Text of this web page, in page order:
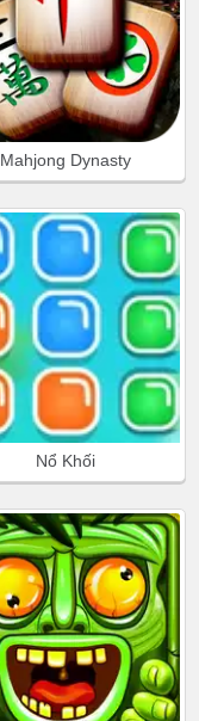
Mahjong Dynasty
Nổ Khối